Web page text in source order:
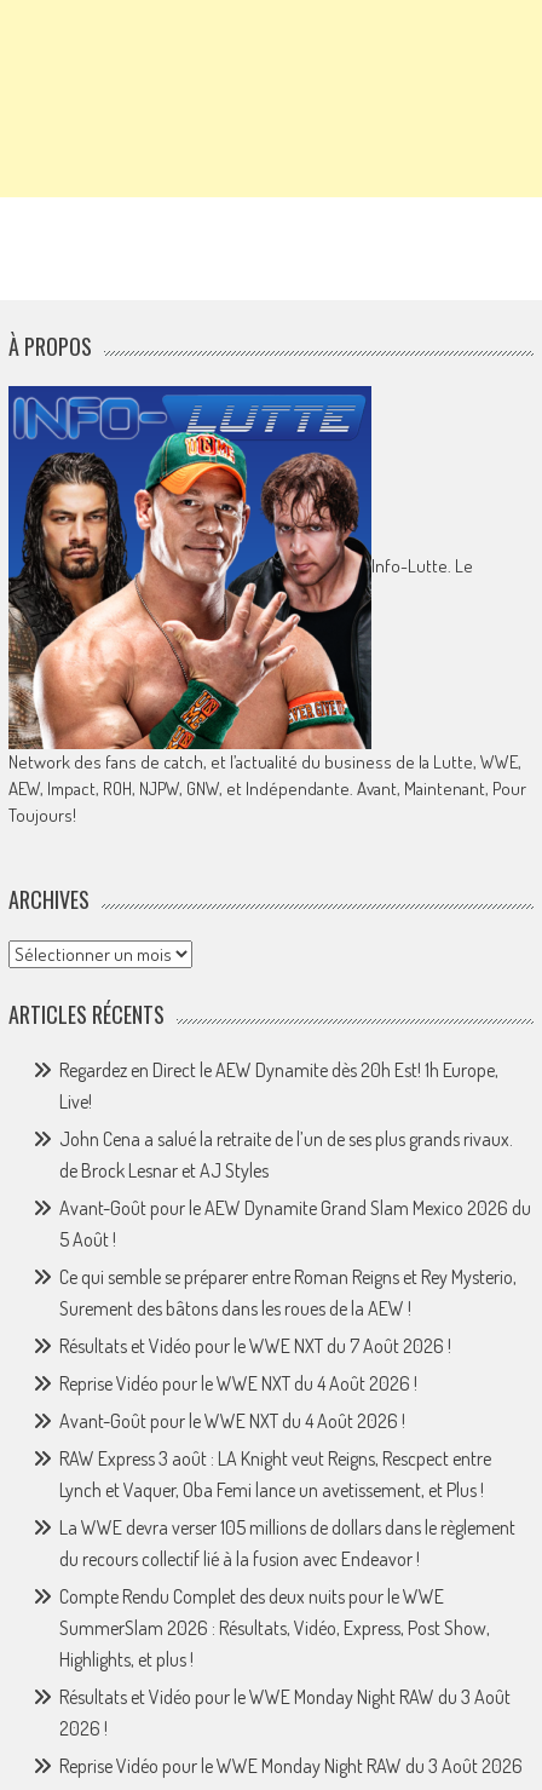
À PROPOS
Info-Lutte. Le
Network des fans de catch, et l’actualité du business de la Lutte, WWE,
AEW, Impact, ROH, NJPW, GNW, et Indépendante. Avant, Maintenant, Pour
Toujours!
ARCHIVES
Archives
ARTICLES RÉCENTS
Regardez en Direct le AEW Dynamite dès 20h Est! 1h Europe,
Live!
John Cena a salué la retraite de l’un de ses plus grands rivaux.
de Brock Lesnar et AJ Styles
Avant-Goût pour le AEW Dynamite Grand Slam Mexico 2026 du
5 Août !
Ce qui semble se préparer entre Roman Reigns et Rey Mysterio,
Surement des bâtons dans les roues de la AEW !
Résultats et Vidéo pour le WWE NXT du 7 Août 2026 !
Reprise Vidéo pour le WWE NXT du 4 Août 2026 !
Avant-Goût pour le WWE NXT du 4 Août 2026 !
RAW Express 3 août : LA Knight veut Reigns, Rescpect entre
Lynch et Vaquer, Oba Femi lance un avetissement, et Plus !
La WWE devra verser 105 millions de dollars dans le règlement
du recours collectif lié à la fusion avec Endeavor !
Compte Rendu Complet des deux nuits pour le WWE
SummerSlam 2026 : Résultats, Vidéo, Express, Post Show,
Highlights, et plus !
Résultats et Vidéo pour le WWE Monday Night RAW du 3 Août
2026 !
Reprise Vidéo pour le WWE Monday Night RAW du 3 Août 2026